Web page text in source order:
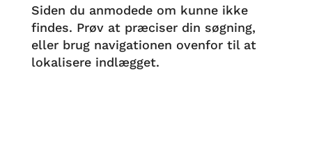
Siden du anmodede om kunne ikke
findes. Prøv at præciser din søgning,
eller brug navigationen ovenfor til at
lokalisere indlægget.